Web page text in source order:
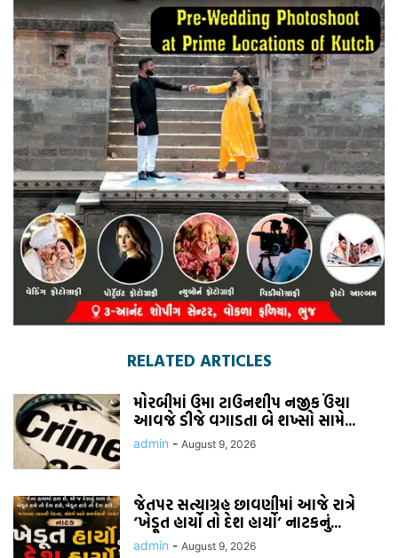
RELATED ARTICLES
મોરબીમાં ઉમા ટાઉનશીપ નજીક ઉંચા
આવજે ડીજે વગાડતા બે શખ્સો સામે...
admin - August 9, 2026
જેતપર સત્યાગ્રહ છાવણીમાં આજે રાત્રે
‘ખેડૂત હાર્યો તો દેશ હાર્યો’ નાટકનું...
admin - August 9, 2026